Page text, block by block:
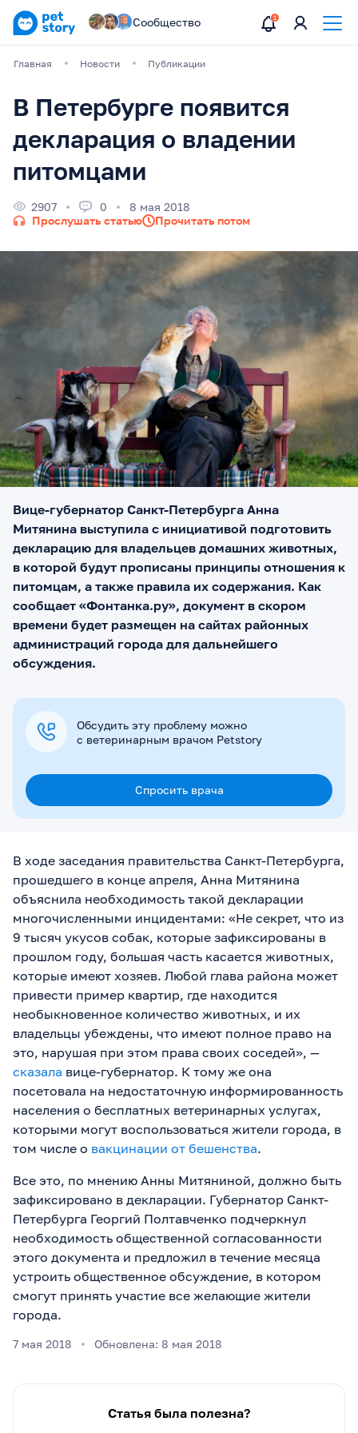
Сообщество
Главная Новости Публикации
В Петербурге появится
декларация о владении
питомцами
2907 0
8 мая 2018
Прослушать статью
Прочитать потом
Вице-губернатор Санкт-Петербурга Анна
Митянина выступила с инициативой подготовить
декларацию для владельцев домашних животных,
в которой будут прописаны принципы отношения к
питомцам, а также правила их содержания. Как
сообщает «Фонтанка.ру», документ в скором
времени будет размещен на сайтах районных
администраций города для дальнейшего
обсуждения.
Обсудить эту проблему можно
с ветеринарным врачом Petstory
Спросить врача
В ходе заседания правительства Санкт-Петербурга,
прошедшего в конце апреля, Анна Митянина
объяснила необходимость такой декларации
многочисленными инцидентами: «Не секрет, что из
9 тысяч укусов собак, которые зафиксированы в
прошлом году, большая часть касается животных,
которые имеют хозяев. Любой глава района может
привести пример квартир, где находится
необыкновенное количество животных, и их
владельцы убеждены, что имеют полное право на
это, нарушая при этом права своих соседей», —
сказала вице-губернатор. К тому же она
посетовала на недостаточную информированность
населения о бесплатных ветеринарных услугах,
которыми могут воспользоваться жители города, в
том числе о вакцинации от бешенства.
Все это, по мнению Анны Митяниной, должно быть
зафиксировано в декларации. Губернатор Санкт-
Петербурга Георгий Полтавченко подчеркнул
необходимость общественной согласованности
этого документа и предложил в течение месяца
устроить общественное обсуждение, в котором
смогут принять участие все желающие жители
города.
7 мая 2018 Обновлена: 8 мая 2018
Статья была полезна?